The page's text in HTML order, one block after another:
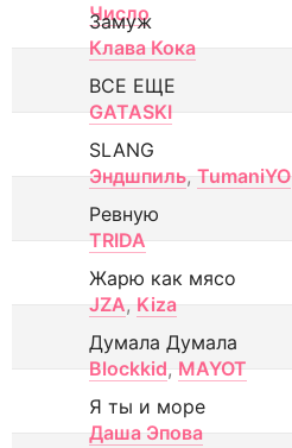
Число
Замуж
Клава Кока
ВСЕ ЕЩЕ
GATASKI
SLANG
Эндшпиль, TumaniYO
Ревную
TRIDA
Жарю как мясо
JZA, Kiza
Думала Думала
Blockkid, MAYOT
Я ты и море
Даша Эпова